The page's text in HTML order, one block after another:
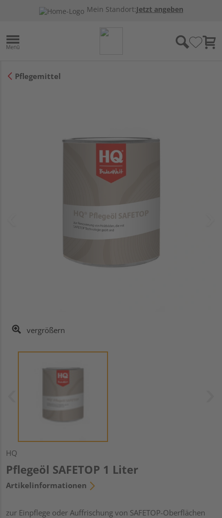
Mein Standort:Jetzt angeben
Pflegemittel
vergrößern
HQ
Pflegeöl SAFETOP 1 Liter
Artikelinformationen
zur Einpflege oder Auffrischung von SAFETOP-Oberflächen